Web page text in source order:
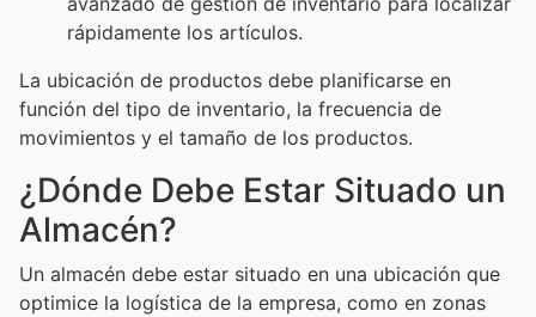
rápidamente los artículos.
La ubicación de productos debe planificarse en
función del tipo de inventario, la frecuencia de
movimientos y el tamaño de los productos.
¿Dónde Debe Estar Situado un
Almacén?
Un almacén debe estar situado en una ubicación que
optimice la logística de la empresa, como en zonas